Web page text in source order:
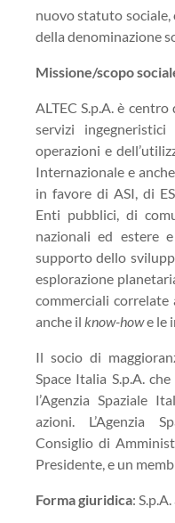
nuovo statuto sociale,
della denominazione
Missione/scopo
ALTEC S.p.A. è
servizi
operazioni e
Internazionale e
in favore di ASI, di
Enti pubblici, di
nazionali ed estere
supporto dello
esplorazione
commerciali correlate
anche il know-howe le
Il socio di
Space Italia S.p.A.
l’Agenzia Spaziale
azioni. L’Agenzia
Consiglio di
Presidente, e un
Forma giuridica: